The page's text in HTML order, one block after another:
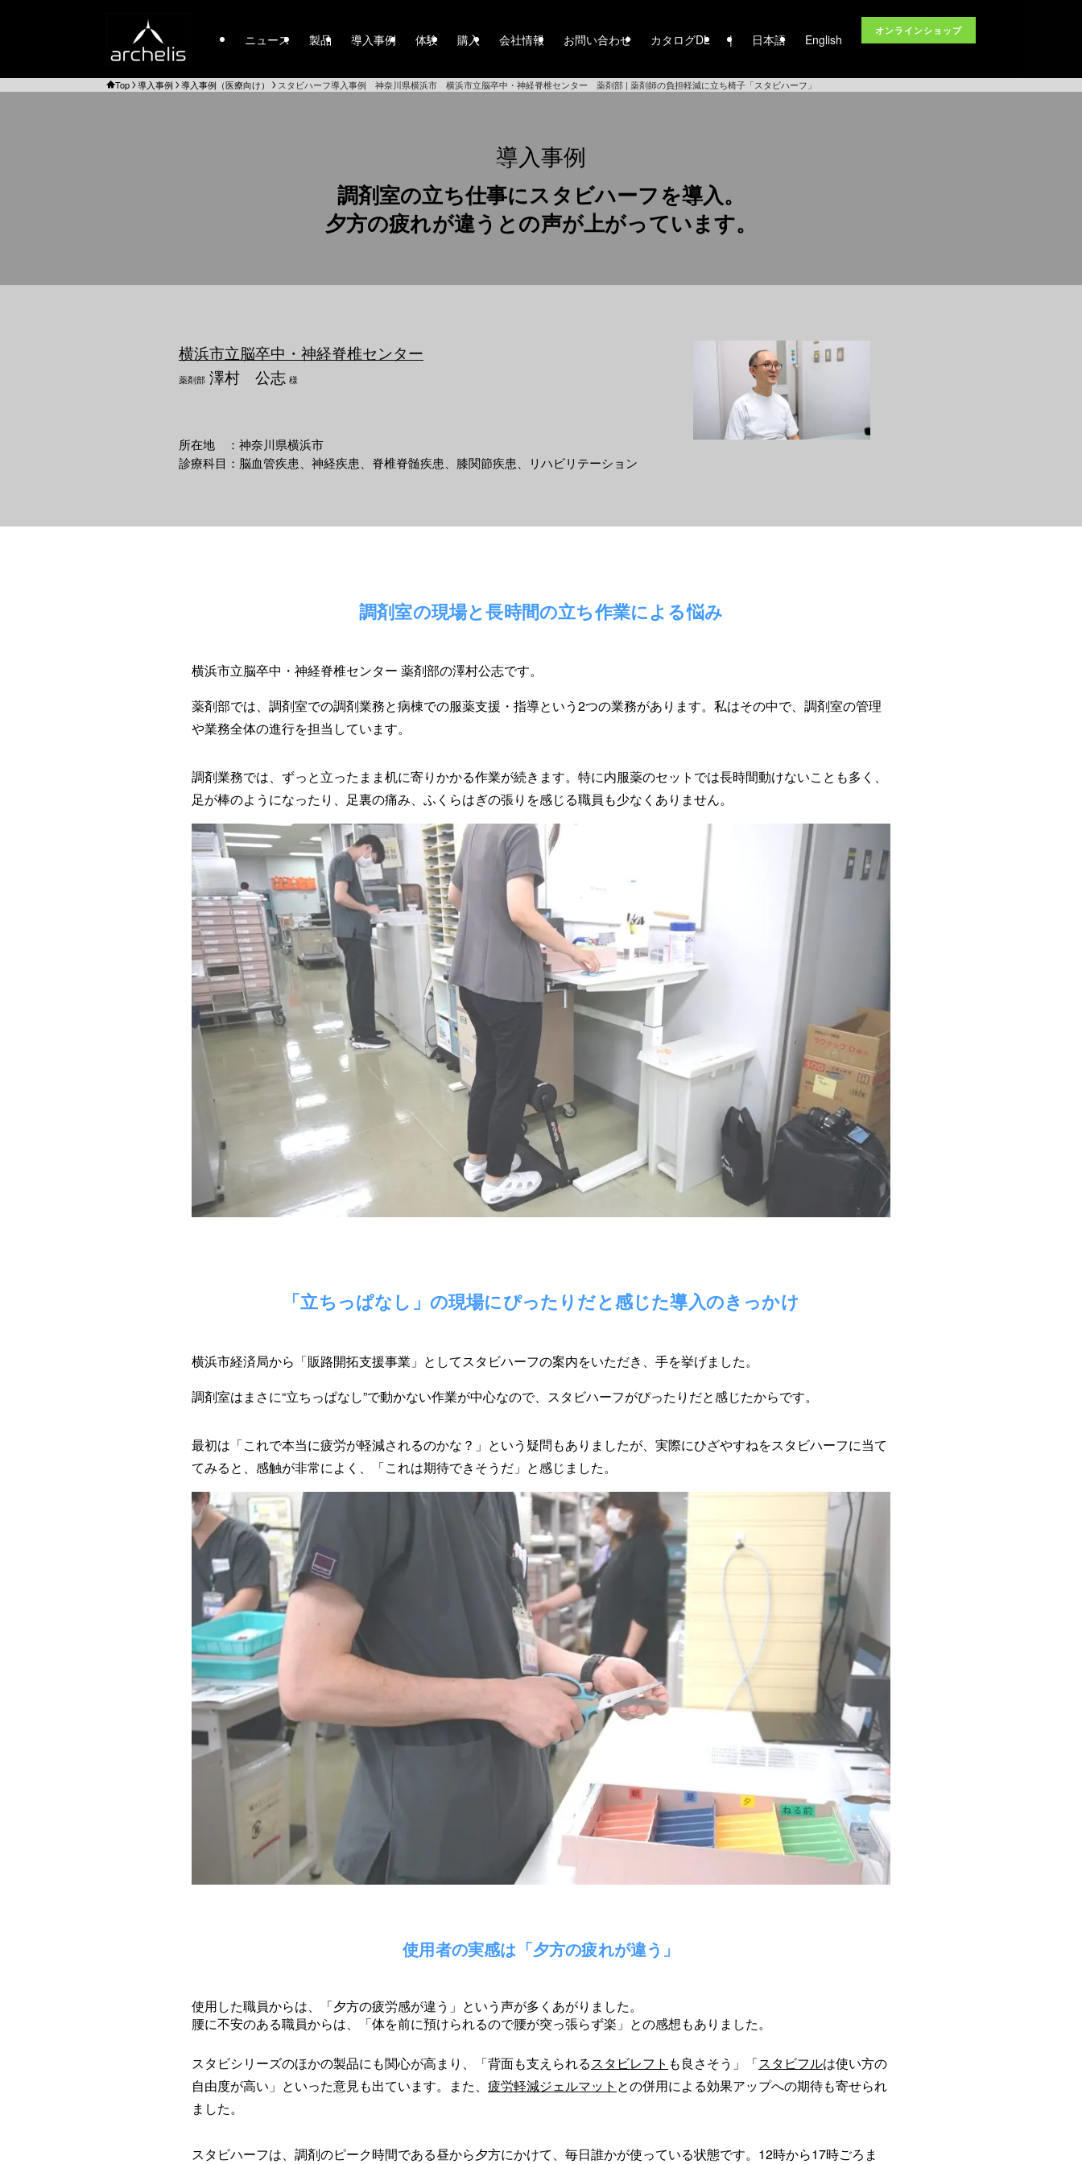
ニュース 製品 導入事例 体験 購入 会社情報 お問い合わせ カタログDL | 日本語 English
オンラインショップ
Top 導入事例 導入事例（医療向け） スタビハーフ導入事例 神奈川県横浜市 横浜市立脳卒中・神経脊椎センター 薬剤部 | 薬剤師の負担軽減に立ち椅子「スタビハーフ」
導入事例
調剤室の立ち仕事にスタビハーフを導入。
夕方の疲れが違うとの声が上がっています。
横浜市立脳卒中・神経脊椎センター
薬剤部 澤村 公志 様
所在地 ：神奈川県横浜市
診療科目：脳血管疾患、神経疾患、脊椎脊髄疾患、膝関節疾患、リハビリテーション
調剤室の現場と長時間の立ち作業による悩み
横浜市立脳卒中・神経脊椎センター 薬剤部の澤村公志です。
薬剤部では、調剤室での調剤業務と病棟での服薬支援・指導という2つの業務があります。私はその中で、調剤室の管理
や業務全体の進行を担当しています。
調剤業務では、ずっと立ったまま机に寄りかかる作業が続きます。特に内服薬のセットでは長時間動けないことも多く、
足が棒のようになったり、足裏の痛み、ふくらはぎの張りを感じる職員も少なくありません。
「立ちっぱなし」の現場にぴったりだと感じた導入のきっかけ
横浜市経済局から「販路開拓支援事業」としてスタビハーフの案内をいただき、手を挙げました。
調剤室はまさに“立ちっぱなし”で動かない作業が中心なので、スタビハーフがぴったりだと感じたからです。
最初は「これで本当に疲労が軽減されるのかな？」という疑問もありましたが、実際にひざやすねをスタビハーフに当て
てみると、感触が非常によく、「これは期待できそうだ」と感じました。
使用者の実感は「夕方の疲れが違う」
使用した職員からは、「夕方の疲労感が違う」という声が多くあがりました。
腰に不安のある職員からは、「体を前に預けられるので腰が突っ張らず楽」との感想もありました。
スタビシリーズのほかの製品にも関心が高まり、「背面も支えられるスタビレフト も良さそう」「スタビフルは使い方の
自由度が高い」といった意見も出ています。また、 疲労軽減ジェルマット との併用による効果アップへの期待も寄せられ
ました。
スタビハーフは、調剤のピーク時間である昼から夕方にかけて、毎日誰かが使っている状態です。12時から17時ごろま